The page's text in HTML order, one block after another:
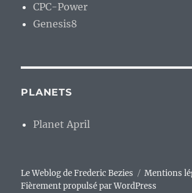
CPC-Power
Genesis8
PLANETS
Planet April
Le Weblog de Frederic Bezies
Mentions
Fièrement propulsé par WordPress